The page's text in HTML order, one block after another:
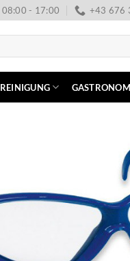
08:00 - 17:00 +43 676
REINIGUNG